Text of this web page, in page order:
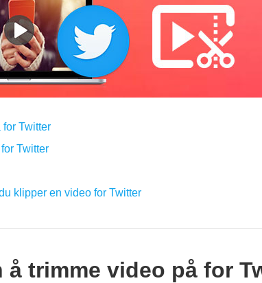
for Twitter
Twitter
klipper en video for Twitter
å trimme video på for